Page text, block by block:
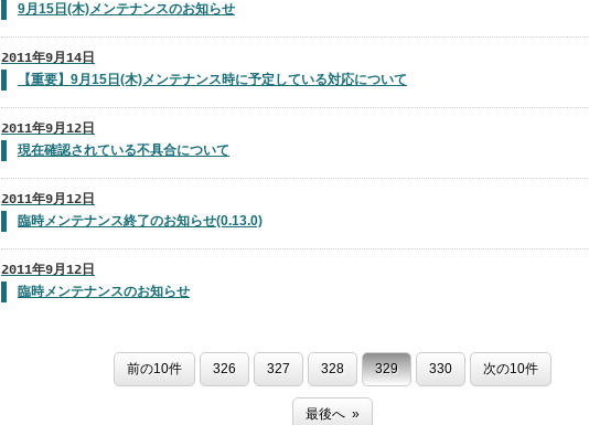
9月15日(木)メンテナンスのお知らせ
2011年9月14日
【重要】9月15日(木)メンテナンス時に予定している対応について
2011年9月12日
現在確認されている不具合について
2011年9月12日
臨時メンテナンス終了のお知らせ(0.13.0)
2011年9月12日
臨時メンテナンスのお知らせ
前の10件 326 327 328 329 330 次の10件
最後へ »